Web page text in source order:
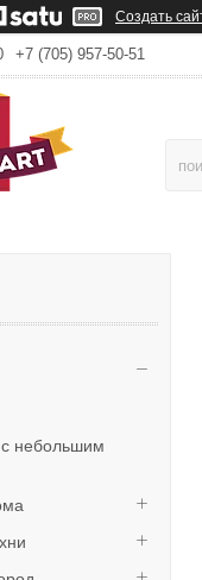
Создать
+7 (705) 957-50-51
с небольшим